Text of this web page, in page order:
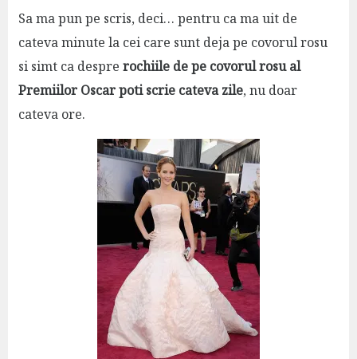
Sa ma pun pe scris, deci… pentru ca ma uit de
cateva minute la cei care sunt deja pe covorul rosu
si simt ca despre rochiile de pe covorul rosu al
Premiilor Oscar poti scrie cateva zile, nu doar
cateva ore.